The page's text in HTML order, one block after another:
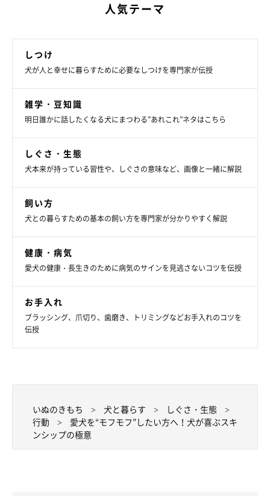
いぬのきもち投稿写真ギャラリー
犬がモフモフしてほしいシチュエーション
犬が「なでてほしいな♡」と思うタイミングでモフモフしてあげ
れば、より愛犬が喜ぶスキンシップをすることができます。以下
のようなシチュエーションは、犬が喜ぶスキンシップのチャン
ス。ぜひ、愛犬をモフモフしてあげましょう！
お互いがリラックスしてそばにいるとき
人気テーマ
しつけ
犬が人と幸せに暮らすために必要なしつけを専門家が伝授
雑学・豆知識
明日誰かに話したくなる犬にまつわる”あれこれ”ネタはこちら
しぐさ・生態
犬本来が持っている習性や、しぐさの意味など、画像と一緒に解説
飼い方
犬との暮らすための基本の飼い方を専門家が分かりやすく解説
健康・病気
愛犬の健康・長生きのために病気のサインを見逃さないコツを伝授
お手入れ
ブラッシング、爪切り、歯磨き、トリミングなどお手入れのコツを
伝授
いぬのきもち 犬と暮らす
しぐさ・生態
行動
愛犬を“モフモフ”したい方へ！犬が喜ぶスキ
ンシップの極意